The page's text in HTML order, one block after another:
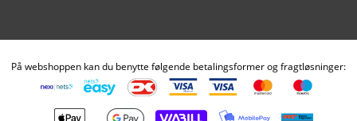
På webshoppen kan du benytte følgende betalingsformer og fragtløsninger: